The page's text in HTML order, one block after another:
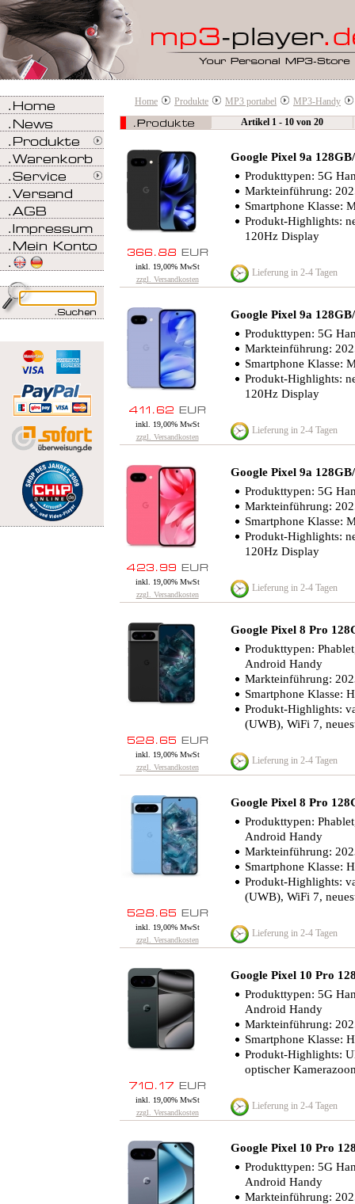
Home Produkte MP3 portabel
MP3-Handy
Artikel 1 - 10 von 20
Google Pixel 9a
Produkttypen: 5G
Markteinführung:
Smartphone Klasse:
Produkt-Highlights:
120Hz Display
inkl. 19,00% MwSt
zzgl. Versandkosten
Lieferung in 2-4 Tagen
Google Pixel 9a
Produkttypen: 5G
Markteinführung:
Smartphone Klasse:
Produkt-Highlights:
120Hz Display
inkl. 19,00% MwSt
zzgl. Versandkosten
Lieferung in 2-4 Tagen
Google Pixel 9a
Produkttypen: 5G
Markteinführung:
Smartphone Klasse:
Produkt-Highlights:
120Hz Display
inkl. 19,00% MwSt
zzgl. Versandkosten
Lieferung in 2-4 Tagen
Google Pixel 8 Pro
Produkttypen:
Android Handy
Markteinführung:
Smartphone Klasse:
Produkt-Highlights:
(UWB), WiFi 7,
inkl. 19,00% MwSt
zzgl. Versandkosten
Lieferung in 2-4 Tagen
Google Pixel 8 Pro
Produkttypen:
Android Handy
Markteinführung:
Smartphone Klasse:
Produkt-Highlights:
(UWB), WiFi 7,
inkl. 19,00% MwSt
zzgl. Versandkosten
Lieferung in 2-4 Tagen
Google Pixel 10 Pro
Produkttypen: 5G
Android Handy
Markteinführung:
Smartphone Klasse:
Produkt-Highlights:
optischer
inkl. 19,00% MwSt
zzgl. Versandkosten
Lieferung in 2-4 Tagen
Google Pixel 10 Pro
Produkttypen: 5G
Android Handy
Markteinführung: